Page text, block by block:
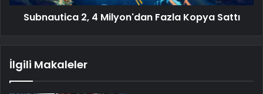
Subnautica 2, 4 Milyon'dan Fazla Kopya Sattı
İlgili Makaleler